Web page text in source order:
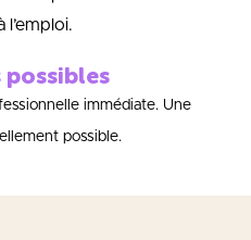
possibles
immédiate. Une
possible.